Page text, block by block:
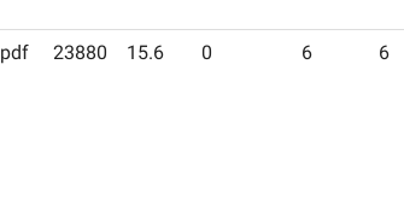
pdf 23880 15.6 0 6 6